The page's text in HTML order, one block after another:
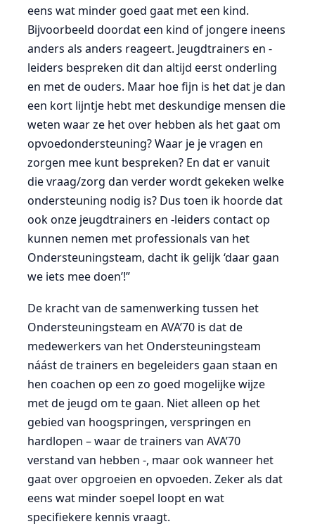
eens wat minder goed gaat met een kind.
Bijvoorbeeld doordat een kind of jongere ineens
anders als anders reageert. Jeugdtrainers en -
leiders bespreken dit dan altijd eerst onderling
en met de ouders. Maar hoe fijn is het dat je dan
een kort lijntje hebt met deskundige mensen die
weten waar ze het over hebben als het gaat om
opvoedondersteuning? Waar je je vragen en
zorgen mee kunt bespreken? En dat er vanuit
die vraag/zorg dan verder wordt gekeken welke
ondersteuning nodig is? Dus toen ik hoorde dat
ook onze jeugdtrainers en -leiders contact op
kunnen nemen met professionals van het
Ondersteuningsteam, dacht ik gelijk ‘daar gaan
we iets mee doen’!”
De kracht van de samenwerking tussen het
Ondersteuningsteam en AVA’70 is dat de
medewerkers van het Ondersteuningsteam
náást de trainers en begeleiders gaan staan en
hen coachen op een zo goed mogelijke wijze
met de jeugd om te gaan. Niet alleen op het
gebied van hoogspringen, verspringen en
hardlopen – waar de trainers van AVA’70
verstand van hebben -, maar ook wanneer het
gaat over opgroeien en opvoeden. Zeker als dat
eens wat minder soepel loopt en wat
specifiekere kennis vraagt.